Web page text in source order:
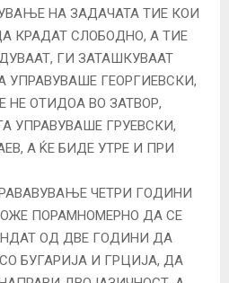
НА ЗАДАЧАТА ТИЕ КОИ
КРАДАТ СЛОБОДНО, А ТИЕ
ГИ ЗАТАШКУВААТ
УПРАВУВАШЕ ГЕОРГИЕВСКИ,
НЕ ОТИДОА ВО ЗАТВОР,
УПРАВУВАШЕ ГРУЕВСКИ,
А ЌЕ БИДЕ УТРЕ И ПРИ
ЧЕТРИ ГОДИНИ
ПОРАМНОМЕРНО ДА СЕ
ОД ДВЕ ГОДИНИ ДА
БУГАРИЈА И ГРЦИЈА, ДА